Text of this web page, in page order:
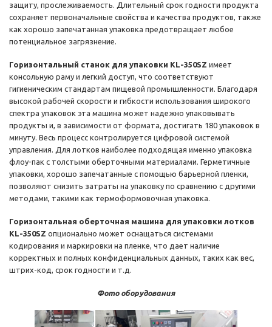
защиту, прослеживаемость. Длительный срок годности продукта
сохраняет первоначальные свойства и качества продуктов, также
как хорошо запечатанная упаковка предотвращает любое
потенциальное загрязнение.
Горизонтальный станок для упаковки KL-350SZ имеет
консольную раму и легкий доступ, что соответствуют
гигиеническим стандартам пищевой промышленности. Благодаря
высокой рабочей скорости и гибкости использования широкого
спектра упаковок эта машина может надежно упаковывать
продукты и, в зависимости от формата, достигать 180 упаковок в
минуту. Весь процесс контролируется цифровой системой
управления. Для лотков наиболее подходящая именно упаковка
флоу-пак с толстыми оберточными материалами. Герметичные
упаковки, хорошо запечатанные с помощью барьерной пленки,
позволяют снизить затраты на упаковку по сравнению с другими
методами, такими как термоформовочная упаковка.
Горизонтальная оберточная машина для упаковки лотков
KL-350SZ опционально может оснащаться системами
кодирования и маркировки на пленке, что дает наличие
корректных и полных конфиденциальных данных, таких как вес,
штрих-код, срок годности и т.д.
Фото оборудования